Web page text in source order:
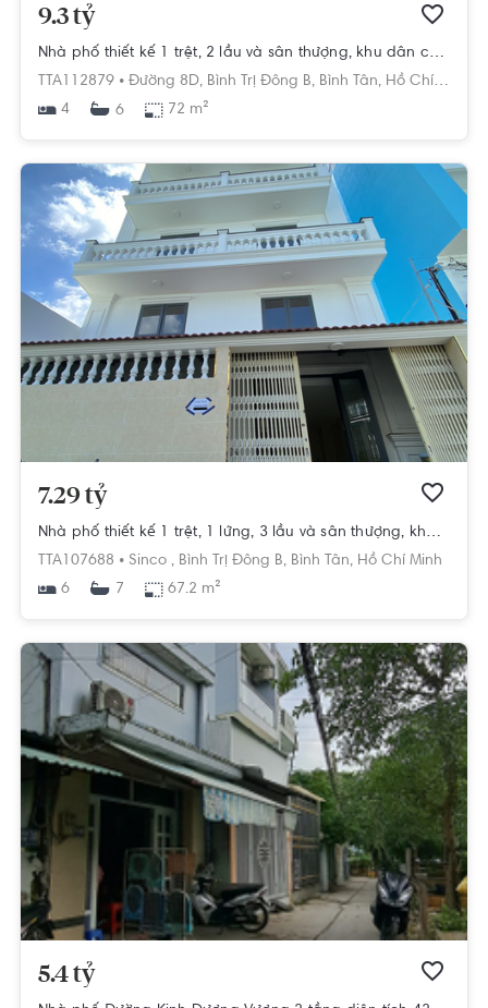
9.3 tỷ
Nhà phố thiết kế 1 trệt, 2 lầu và sân thượng, khu dân cư hiện hữu.
TTA112879 • Đường 8D, Bình Trị Đông B, Bình Tân, Hồ Chí Minh
4
6 72 m²
7.29 tỷ
Nhà phố thiết kế 1 trệt, 1 lửng, 3 lầu và sân thượng, khu dân cư sầm uất.
TTA107688 • Sinco , Bình Trị Đông B, Bình Tân, Hồ Chí Minh
6
7 67.2 m²
5.4 tỷ